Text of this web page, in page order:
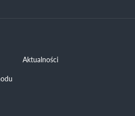
Aktualności